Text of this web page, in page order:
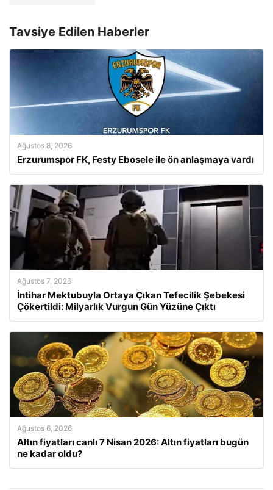
Tavsiye Edilen Haberler
Ağustos 8, 2026
Erzurumspor FK, Festy Ebosele ile ön anlaşmaya vardı
Ağustos 7, 2026
İntihar Mektubuyla Ortaya Çıkan Tefecilik Şebekesi
Çökertildi: Milyarlık Vurgun Gün Yüzüne Çıktı
Ağustos 6, 2026
Altın fiyatları canlı 7 Nisan 2026: Altın fiyatları bugün
ne kadar oldu?